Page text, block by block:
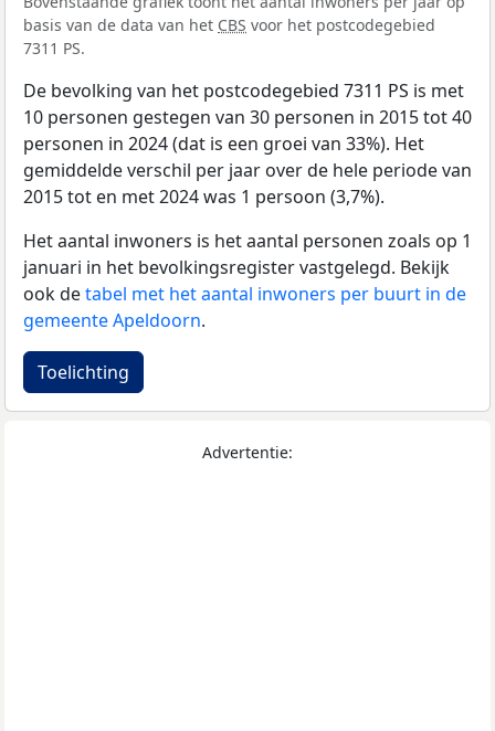
basis van de data van het CBS voor het postcodegebied
7311 PS.
De bevolking van het postcodegebied 7311 PS is met
10 personen gestegen van 30 personen in 2015 tot 40
personen in 2024 (dat is een groei van 33%). Het
gemiddelde verschil per jaar over de hele periode van
2015 tot en met 2024 was 1 persoon (3,7%).
Het aantal inwoners is het aantal personen zoals op 1
januari in het bevolkingsregister vastgelegd. Bekijk
ook detabel met het aantal inwoners per buurt in de
gemeente Apeldoorn.
Toelichting
Advertentie: